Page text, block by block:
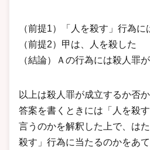
（前提1）「人を殺す」行為
（前提2）甲は、人を殺した
（結論）Ａの行為には殺人罪
以上は殺人罪が成立するか否
答案を書くときには「人を殺
言うのかを解釈した上で、は
殺す」行為に当たるのかをあ